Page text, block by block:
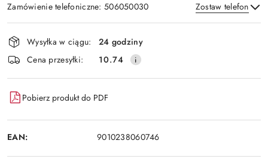
Zamówienie telefoniczne: 506050030 Zostaw telefon
Wyślij
Dostępność
i
dostawa
Wysyłka w ciągu:
24 godziny
Cena przesyłki:
10.74
Pobierz produkt do PDF
EAN: 9010238060746